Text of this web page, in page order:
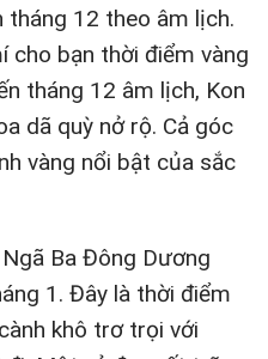
12 theo âm lịch.
cho bạn thời điểm vàng
tháng 12 âm lịch, Kon
dã quỳ nở rộ. Cả góc
vàng nổi bật của sắc
Ba Đông Dương
1. Đây là thời điểm
khô trơ trọi với